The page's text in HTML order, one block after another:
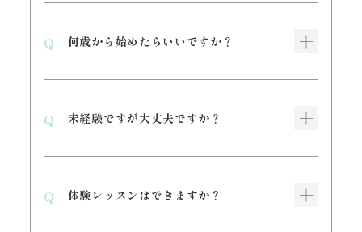
何歳から始めたらいいですか？
未経験ですが大丈夫ですか？
体験レッスンはできますか？